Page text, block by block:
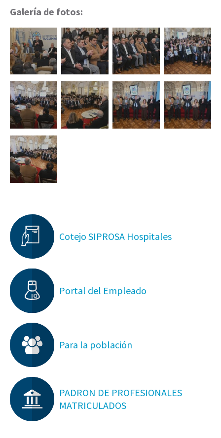
Galería de fotos:
Cotejo SIPROSA Hospitales
Portal del Empleado
Para la población
PADRON DE PROFESIONALES
MATRICULADOS